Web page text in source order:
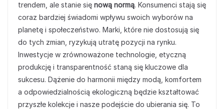
trendem, ale stanie się nową normą. Konsumenci stają się
coraz bardziej świadomi wpływu swoich wyborów na
planetę i społeczeństwo. Marki, które nie dostosują się
do tych zmian, ryzykują utratę pozycji na rynku.
Inwestycje w zrównoważone technologie, etyczną
produkcję i transparentność staną się kluczowe dla
sukcesu. Dążenie do harmonii między modą, komfortem
a odpowiedzialnością ekologiczną będzie kształtować
przyszłe kolekcje i nasze podejście do ubierania się. To